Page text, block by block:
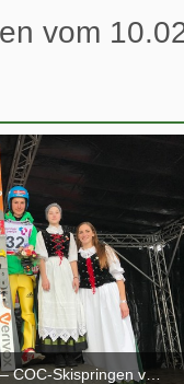
vom
COC-Skispringen vom